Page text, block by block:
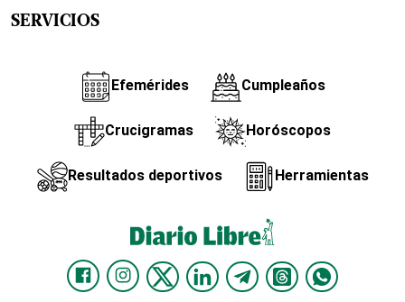
SERVICIOS
Efemérides Cumpleaños
Crucigramas Horóscopos
Resultados deportivos Herramientas